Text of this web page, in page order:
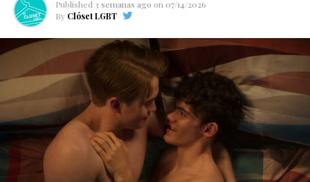
Published 3 semanas ago on 07/14/2026
By Clóset LGBT